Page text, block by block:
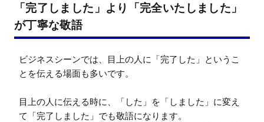
「完了しました」より「完全いたしました」
が丁寧な敬語
ビジネスシーンでは、目上の人に「完了した」というこ
とを伝える場面も多いです。
目上の人に伝える時に、「した」を「しました」に変え
て「完了しました」でも敬語になります。